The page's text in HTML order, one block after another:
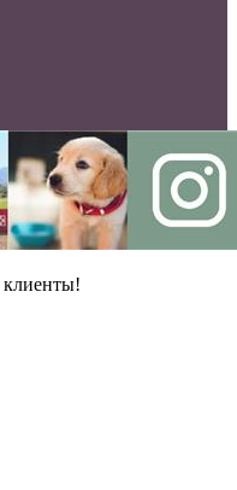
клиенты!